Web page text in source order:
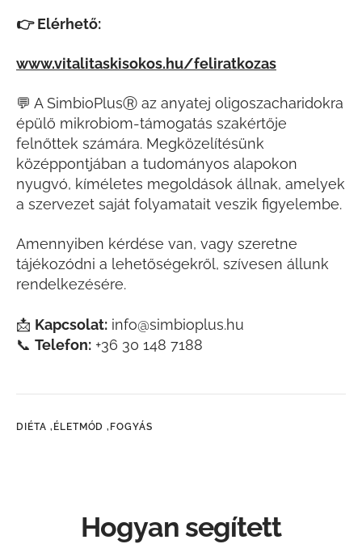
👉 Elérhető:
www.vitalitaskisokos.hu/feliratkozas
💬 A SimbioPlusⓇ az anyatej oligoszacharidokra
épülő mikrobiom-támogatás szakértője
felnőttek számára. Megközelítésünk
középpontjában a tudományos alapokon
nyugvó, kíméletes megoldások állnak, amelyek
a szervezet saját folyamatait veszik figyelembe.
Amennyiben kérdése van, vagy szeretne
tájékozódni a lehetőségekről, szívesen állunk
rendelkezésére.
📩 Kapcsolat: info@simbioplus.hu
📞 Telefon: +36 30 148 7188
DIÉTA , ÉLETMÓD , FOGYÁS
Hogyan segített